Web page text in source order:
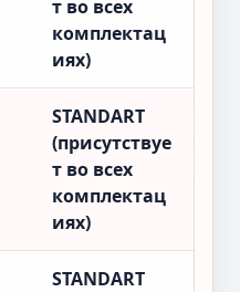
т во всех
комплектац
иях)
STANDART
(присутствуе
т во всех
комплектац
иях)
STANDART